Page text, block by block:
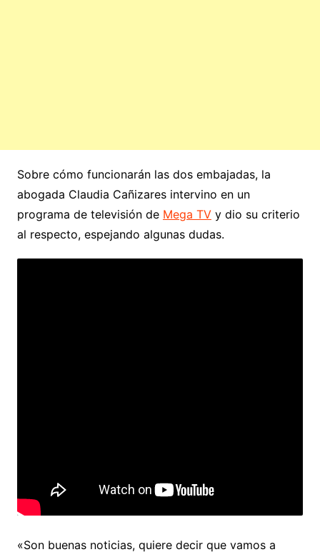
Sobre cómo funcionarán las dos embajadas, la
abogada Claudia Cañizares intervino en un
programa de televisión de Mega TVy dio su criterio
al respecto, espejando algunas dudas.
«Son buenas noticias, quiere decir que vamos a